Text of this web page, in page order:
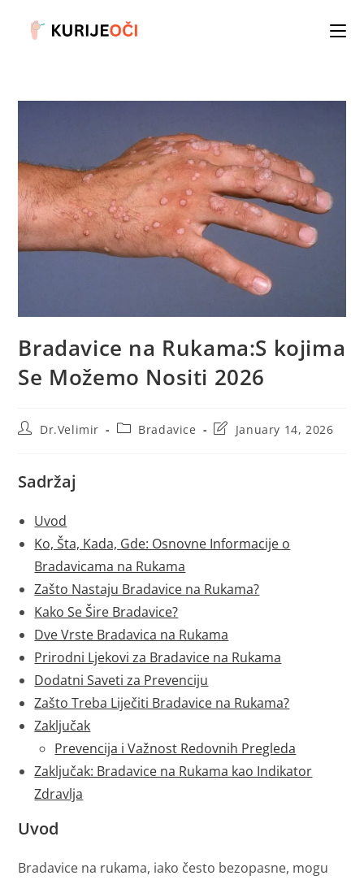
Bradavice na Rukama:S kojima
Se Možemo Nositi 2026
PostDr.Velimir
PostBradavice
PostJanuary 14, 2026
Sadržaj
Uvod
Ko, Šta, Kada, Gde: Osnovne Informacije o
Bradavicama na Rukama
Zašto Nastaju Bradavice na Rukama?
Kako Se Šire Bradavice?
Dve Vrste Bradavica na Rukama
Prirodni Ljekovi za Bradavice na Rukama
Dodatni Saveti za Prevenciju
Zašto Treba Liječiti Bradavice na Rukama?
Zaključak
Prevencija i Važnost Redovnih Pregleda
Zaključak: Bradavice na Rukama kao Indikator
Zdravlja
Uvod
Bradavice na rukama, iako često bezopasne, mogu